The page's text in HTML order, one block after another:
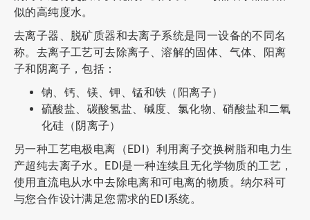
似的高纯度水。
去离子器、脱矿质器和去离子系统是同一设备的不同名
称。去离子工艺可去除离子、溶解的固体、气体、阳离
子和阴离子，包括：
钠、钙、镁、钾、锰和铁（阳离子）
硫酸盐、碳酸氢盐、碱度、氯化物、硝酸盐和二氧
化硅（阴离子）
另一种工艺电极电离（EDI）利用离子交换树脂和电力生
产超纯去离子水。EDI是一种连续且无化学物质的工艺，
使用直流电从水中去除电离和可电离的物质。纳尔科可
与您合作设计满足您需求的EDI系统。